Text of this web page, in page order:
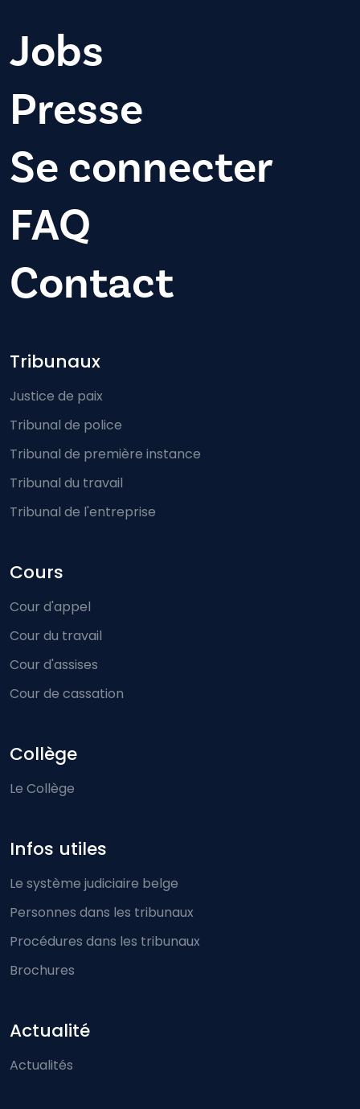
Jobs
Presse
Se connecter
FAQ
Contact
Footer-menu
Tribunaux
Justice de paix
Tribunal de police
Tribunal de première instance
Tribunal du travail
Tribunal de l'entreprise
Cours
Cour d'appel
Cour du travail
Cour d'assises
Cour de cassation
Collège
Le Collège
Infos utiles
Le système judiciaire belge
Personnes dans les tribunaux
Procédures dans les tribunaux
Brochures
Actualité
Actualités